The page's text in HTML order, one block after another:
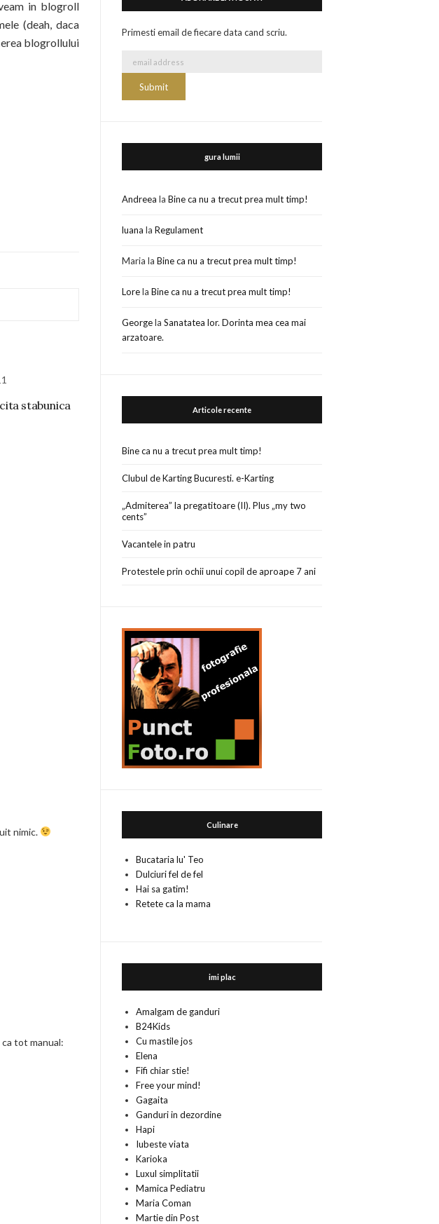
in blogroll
(deah, daca
blogrollului
stabunica
nimic.
tot manual:
Primesti email de fiecare data cand scriu.
gura lumii
Andreea laBine ca nu a trecut prea mult timp!
luana laRegulament
Maria laBine ca nu a trecut prea mult timp!
LorelaBine ca nu a trecut prea mult timp!
GeorgelaSanatatea lor. Dorinta mea cea mai
arzatoare.
Articole recente
Bine ca nu a trecut prea mult timp!
Clubul de Karting Bucuresti. e-Karting
„Admiterea” la pregatitoare (II). Plus „my two
cents”
Vacantele in patru
Protestele prin ochii unui copil de aproape 7 ani
Culinare
Bucataria lu' Teo
Dulciuri fel de fel
Hai sa gatim!
Retete ca la mama
imi plac
Amalgam de ganduri
B24Kids
Cu mastile jos
Elena
Fifi chiar stie!
Free your mind!
Gagaita
Ganduri in dezordine
Hapi
Iubeste viata
Karioka
Luxul simplitatii
Mamica Pediatru
Maria Coman
Martie din Post